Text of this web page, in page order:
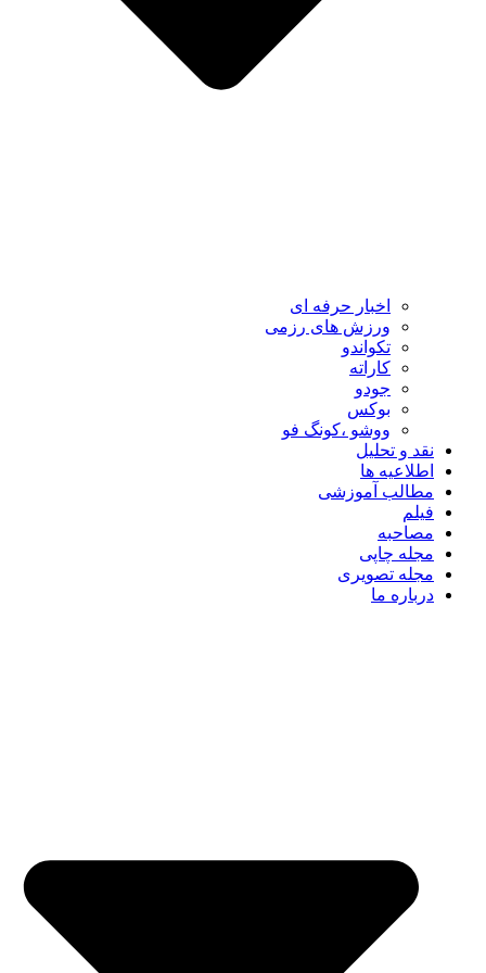
اخبار حرفه ای
ورزش های رزمی
تکواندو
کاراته
جودو
بوکس
ووشو ،کونگ فو
نقد و تحلیل
اطلاعیه ها
مطالب آموزشی
فیلم
مصاحبه
مجله چاپی
مجله تصویری
درباره ما